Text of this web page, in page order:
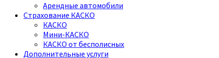
Арендные автомобили
Страхование КАСКО
КАСКО
Мини-КАСКО
КАСКО от бесполисных
Дополнительные услуги